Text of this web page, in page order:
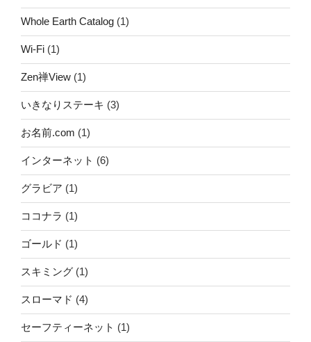
Whole Earth Catalog (1)
Wi-Fi (1)
Zen禅View (1)
いきなりステーキ (3)
お名前.com (1)
インターネット (6)
グラビア (1)
ココナラ (1)
ゴールド (1)
スキミング (1)
スローマド (4)
セーフティーネット (1)